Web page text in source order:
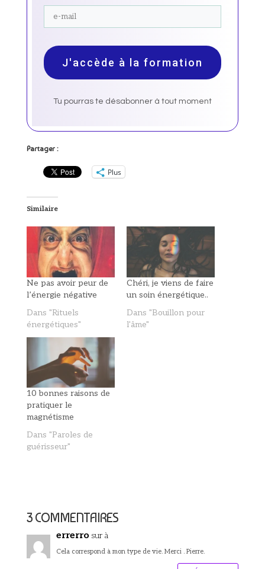
J'accède à la formation
Tu pourras te désabonner à tout moment
Partager :
Plus
Similaire
Ne pas avoir peur de
l’énergie négative
Dans "Rituels
énergétiques"
Chéri, je viens de faire
un soin énergétique..
Dans "Bouillon pour
l'âme"
10 bonnes raisons de
pratiquer le
magnétisme
Dans "Paroles de
guérisseur"
3 COMMENTAIRES
errerro sur à
Cela correspond à mon type de vie. Merci . Pierre.